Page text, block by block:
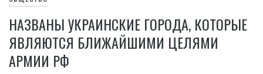
НАЗВАНЫ УКРАИНСКИЕ ГОРОДА, КОТОРЫЕ
ЯВЛЯЮТСЯ БЛИЖАЙШИМИ ЦЕЛЯМИ
АРМИИ РФ